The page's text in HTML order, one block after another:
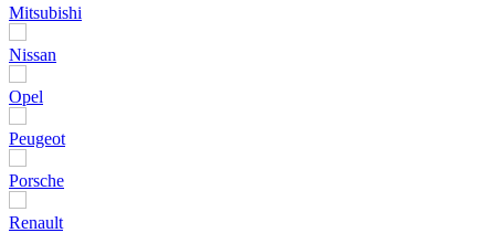
Mitsubishi
Nissan
Opel
Peugeot
Porsche
Renault